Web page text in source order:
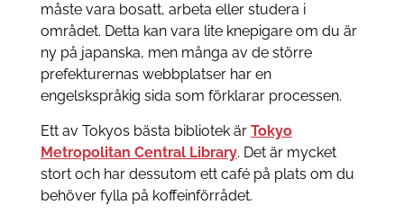
måste vara bosatt, arbeta eller studera i
området. Detta kan vara lite knepigare om du är
ny på japanska, men många av de större
prefekturernas webbplatser har en
engelskspråkig sida som förklarar processen.
Ett av Tokyos bästa bibliotek är Tokyo
Metropolitan Central Library. Det är mycket
stort och har dessutom ett café på plats om du
behöver fylla på koffeinförrådet.